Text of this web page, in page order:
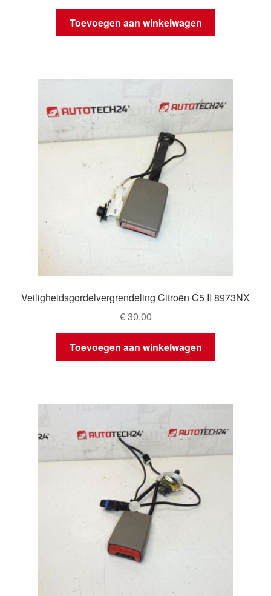
Toevoegen aan winkelwagen
Veiligheidsgordelvergrendeling Citroën C5 II 8973NX
€30,00
Toevoegen aan winkelwagen